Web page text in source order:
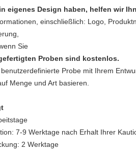
eigenes Design haben, helfen wir
einschließlich: Logo,
Sie
Proben sind kostenlos.
Probe mit Ihrem
Menge und Art basieren.
7-9 Werktage nach Erhalt Ihrer
2 Werktage